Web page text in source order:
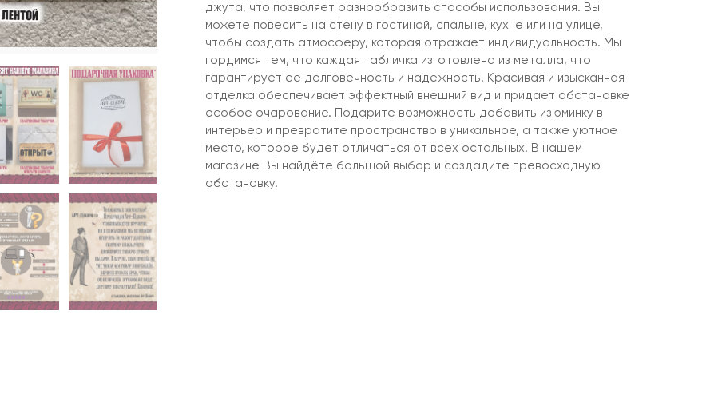
джута, что позволяет разнообразить способы использования. Вы
можете повесить на стену в гостиной, спальне, кухне или на улице,
чтобы создать атмосферу, которая отражает индивидуальность. Мы
гордимся тем, что каждая табличка изготовлена из металла, что
гарантирует ее долговечность и надежность. Красивая и изысканная
отделка обеспечивает эффектный внешний вид и придает обстановке
особое очарование. Подарите возможность добавить изюминку в
интерьер и превратите пространство в уникальное, а также уютное
место, которое будет отличаться от всех остальных. В нашем
магазине Вы найдёте большой выбор и создадите превосходную
обстановку.